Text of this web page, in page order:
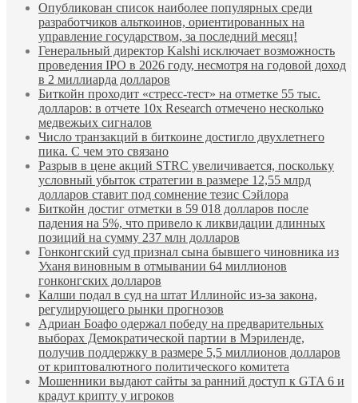
Опубликован список наиболее популярных среди
разработчиков альткоинов, ориентированных на
управление государством, за последний месяц!
Генеральный директор Kalshi исключает возможность
проведения IPO в 2026 году, несмотря на годовой доход
в 2 миллиарда долларов
Биткойн проходит «стресс-тест» на отметке 55 тыс.
долларов: в отчете 10x Research отмечено несколько
медвежьих сигналов
Число транзакций в биткоине достигло двухлетнего
пика. С чем это связано
Разрыв в цене акций STRC увеличивается, поскольку
условный убыток стратегии в размере 12,55 млрд
долларов ставит под сомнение тезис Сэйлора
Биткойн достиг отметки в 59 018 долларов после
падения на 5%, что привело к ликвидации длинных
позиций на сумму 237 млн долларов
Гонконгский суд признал сына бывшего чиновника из
Уханя виновным в отмывании 64 миллионов
гонконгских долларов
Калши подал в суд на штат Иллинойс из-за закона,
регулирующего рынки прогнозов
Адриан Боафо одержал победу на предварительных
выборах Демократической партии в Мэриленде,
получив поддержку в размере 5,5 миллионов долларов
от криптовалютного политического комитета
Мошенники выдают сайты за ранний доступ к GTA 6 и
крадут крипту у игроков